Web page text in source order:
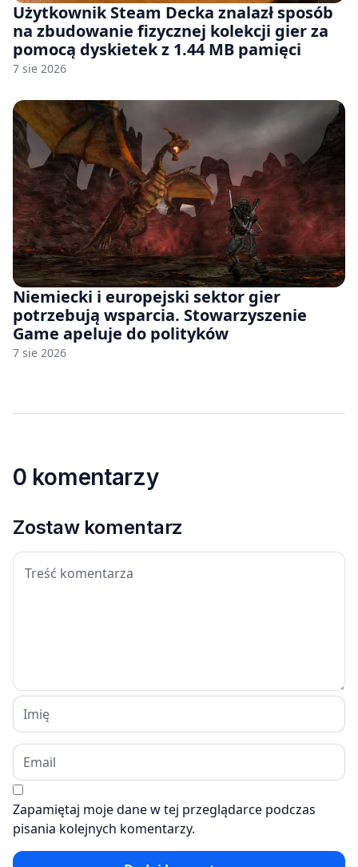
Użytkownik Steam Decka znalazł sposób
na zbudowanie fizycznej kolekcji gier za
pomocą dyskietek z 1.44 MB pamięci
7 sie 2026
Niemiecki i europejski sektor gier
potrzebują wsparcia. Stowarzyszenie
Game apeluje do polityków
7 sie 2026
0 komentarzy
Zostaw komentarz
Zapamiętaj moje dane w tej przeglądarce podczas
pisania kolejnych komentarzy.